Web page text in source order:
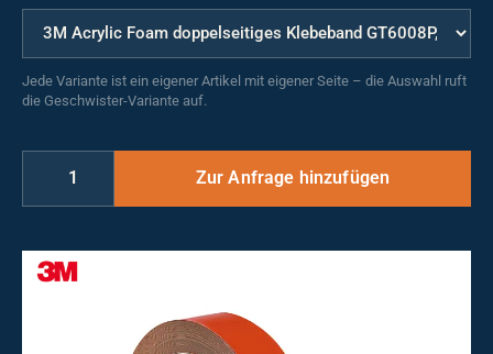
Jede Variante ist ein eigener Artikel mit eigener Seite – die Auswahl ruft
die Geschwister-Variante auf.